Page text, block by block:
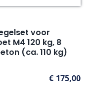
voor
M4 120 kg, 8
(ca. 110 kg)
€ 175,00